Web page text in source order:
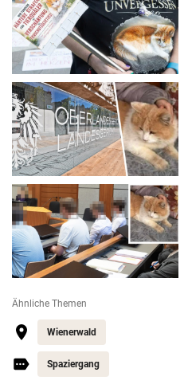
Ähnliche Themen
Wienerwald
Spaziergang